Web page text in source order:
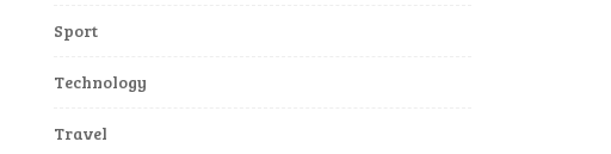
Sport
Technology
Travel